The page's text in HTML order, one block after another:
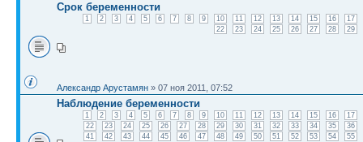
Срок беременности
1 2 3 4 5 6 7 8 9 10 11 12 13 14 15 16
17
22
23 24 25 26 27 28 29
Александр Арустамян » 07 ноя 2011, 07:52
Наблюдение беременности
1 2 3 4 5 6 7 8 9 10 11 12 13 14 15 16
17
22
23 24 25 26 27 28 29 30 31 32 33 34 35
36
41
42 43 44 45 46 47 48 49 50 51 52 53 54
55